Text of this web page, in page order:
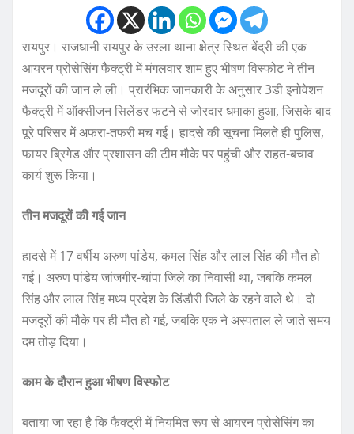
रायपुर। राजधानी रायपुर के उरला थाना क्षेत्र स्थित बेंद्री की एक
आयरन प्रोसेसिंग फैक्ट्री में मंगलवार शाम हुए भीषण विस्फोट ने तीन
मजदूरों की जान ले ली। प्रारंभिक जानकारी के अनुसार 3डी इनोवेशन
फैक्ट्री में ऑक्सीजन सिलेंडर फटने से जोरदार धमाका हुआ, जिसके बाद
पूरे परिसर में अफरा-तफरी मच गई। हादसे की सूचना मिलते ही पुलिस,
फायर ब्रिगेड और प्रशासन की टीम मौके पर पहुंची और राहत-बचाव
कार्य शुरू किया।
तीन मजदूरों की गई जान
हादसे में 17 वर्षीय अरुण पांडेय, कमल सिंह और लाल सिंह की मौत हो
गई। अरुण पांडेय जांजगीर-चांपा जिले का निवासी था, जबकि कमल
सिंह और लाल सिंह मध्य प्रदेश के डिंडौरी जिले के रहने वाले थे। दो
मजदूरों की मौके पर ही मौत हो गई, जबकि एक ने अस्पताल ले जाते समय
दम तोड़ दिया।
काम के दौरान हुआ भीषण विस्फोट
बताया जा रहा है कि फैक्ट्री में नियमित रूप से आयरन प्रोसेसिंग का